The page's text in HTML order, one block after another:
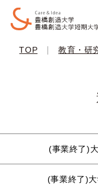
TOP | 教育・研
(事業終了)
(事業終了)